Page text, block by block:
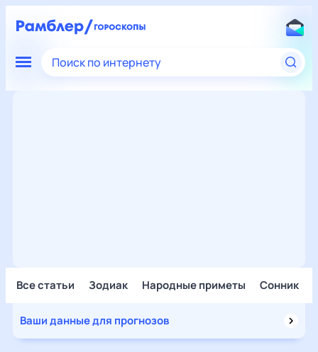
Поиск по интернету
Все статьи Зодиак Народные приметы Сонник
Ваши данные для прогнозов